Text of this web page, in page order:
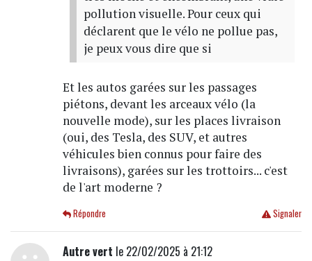
pollution visuelle. Pour ceux qui
déclarent que le vélo ne pollue pas,
je peux vous dire que si
Et les autos garées sur les passages
piétons, devant les arceaux vélo (la
nouvelle mode), sur les places livraison
(oui, des Tesla, des SUV, et autres
véhicules bien connus pour faire des
livraisons), garées sur les trottoirs... c'est
de l'art moderne ?
Signaler
Répondre
Autre vert le 22/02/2025 à 21:12